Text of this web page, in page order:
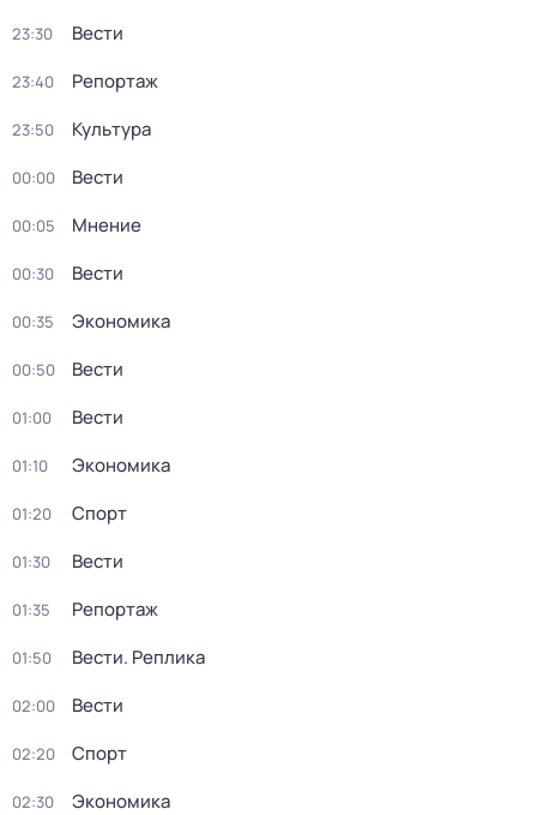
23:30 Вести
23:40 Репортаж
23:50 Культура
00:00 Вести
00:05 Мнение
00:30 Вести
00:35 Экономика
00:50 Вести
01:00 Вести
01:10 Экономика
01:20 Спорт
01:30 Вести
01:35 Репортаж
01:50 Вести. Реплика
02:00 Вести
02:20 Спорт
02:30 Экономика